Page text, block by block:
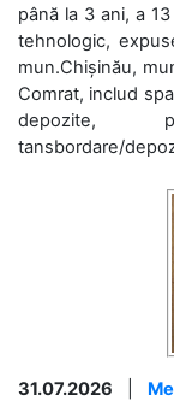
până la 3 ani, a
tehnologic,
mun.Chișinău,
Comrat, includ
depozite,
tansbordare/
31.07.2026